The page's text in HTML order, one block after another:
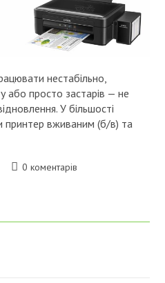
нестабільно,
або просто застарів — не
У більшості
принтер вживаним (б/в) та
Коментарі
0 коментарів